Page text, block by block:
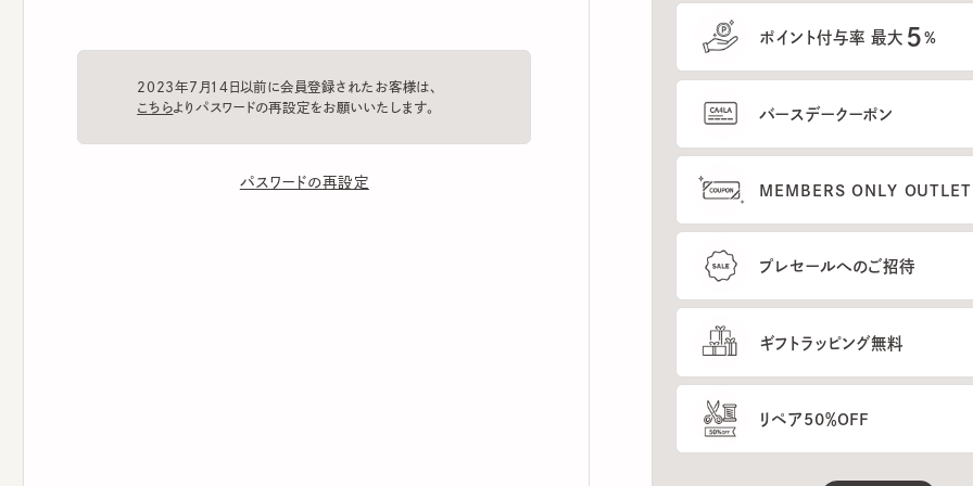
2023年7月14日以前に会員登録されたお客様は、
パスワードの再設定
ポイント付与率 最大 %
バースデークーポン
MEMBERS ONLY OUTLETのご
プレセールへのご招待
ギフトラッピング無料
リペア50％OFF